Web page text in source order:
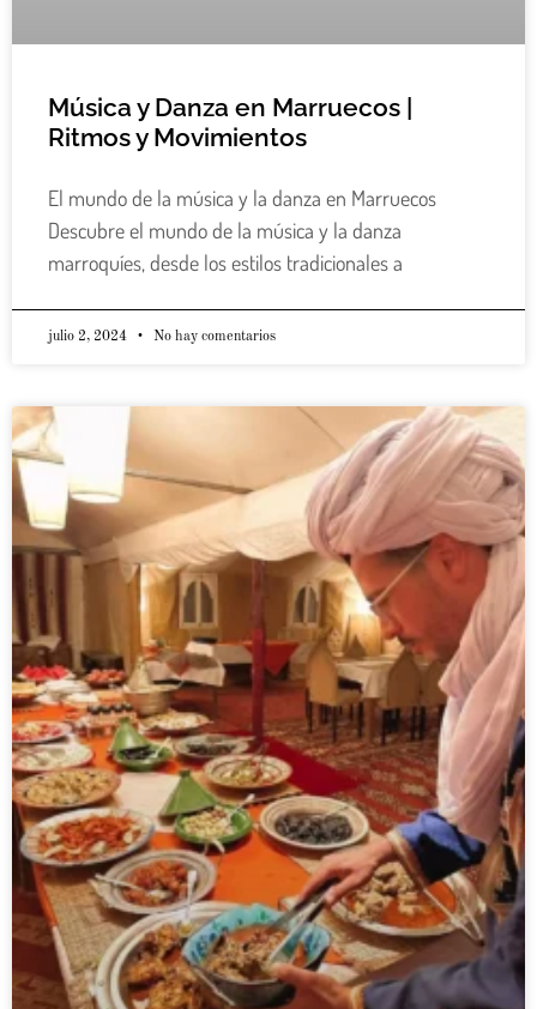
Música y Danza en Marruecos |
Ritmos y Movimientos
El mundo de la música y la danza en Marruecos
Descubre el mundo de la música y la danza
marroquíes, desde los estilos tradicionales a
julio 2, 2024 No hay comentarios